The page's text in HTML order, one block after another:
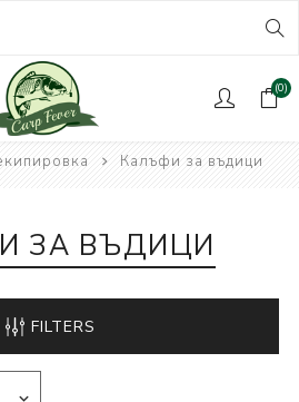
(0)
Калъфи за въдици
ЗА ВЪДИЦИ
FILTERS